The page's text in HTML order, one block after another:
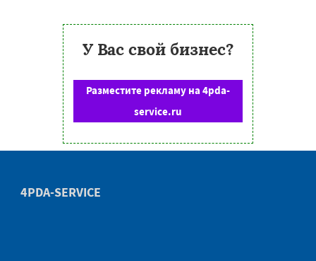
У Вас свой бизнес?
Разместите рекламу на 4pda-
service.ru
4PDA-SERVICE